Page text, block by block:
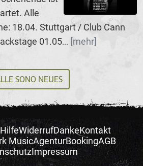
Alle
18.04. Stuttgart / Club Cann
01.05... [mehr]
SONO NEUES
HilfeWiderrufDankeKontakt
MusicAgenturBookingAGB
Impressum